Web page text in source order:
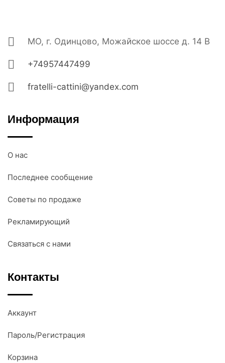
МО, г. Одинцово, Можайское шоссе д. 14 В
+74957447499
fratelli-cattini@yandex.com
Информация
О нас
Последнее сообщение
Советы по продаже
Рекламирующий
Связаться с нами
Контакты
Аккаунт
Пароль/Регистрация
Корзина